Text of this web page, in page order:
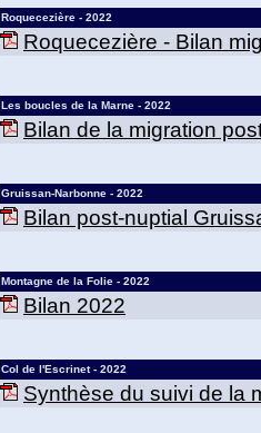
Roquecezière - 2022
Roquecezière - Bilan
Les boucles de la Marne - 2022
Bilan de la migration
Gruissan-Narbonne - 2022
Bilan post-nuptial
Montagne de la Folie - 2022
Bilan 2022
Col de l'Escrinet - 2022
Synthèse du suivi de la